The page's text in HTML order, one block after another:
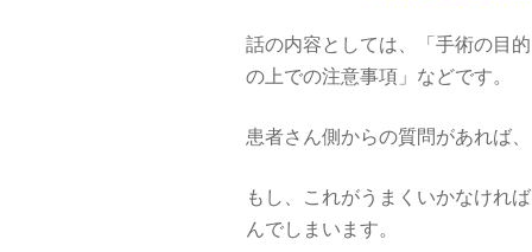
話の内容としては、「手術の目
の上での注意事項」などです。
患者さん側からの質問があれば
もし、これがうまくいかなけれ
んでしまいます。